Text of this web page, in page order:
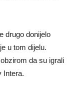
drugo donijelo
u tom dijelu.
da su igrali
Intera.